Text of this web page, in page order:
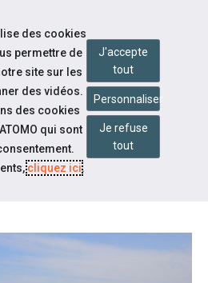
ET SON
des cookies
permettre de
site sur les
des vidéos.
des cookies
qui sont
cliquez ici.
J'accepte
tout
Personnaliser
Je refuse
tout